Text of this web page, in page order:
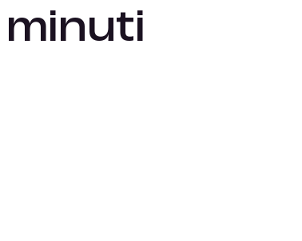
minuti